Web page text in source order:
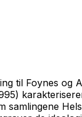
til Foynes og